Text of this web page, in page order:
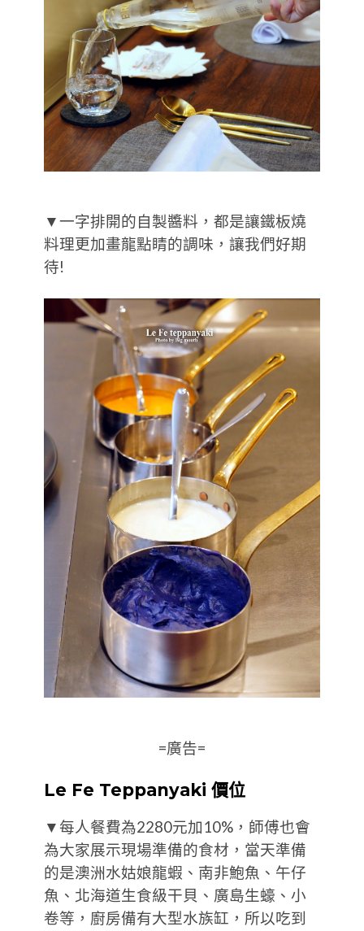
▼一字排開的自製醬料，都是讓鐵板燒
料理更加畫龍點睛的調味，讓我們好期
待!
=廣告=
Le Fe Teppanyaki 價位
▼每人餐費為2280元加10%，師傅也會
為大家展示現場準備的食材，當天準備
的是澳洲水姑娘龍蝦、南非鮑魚、午仔
魚、北海道生食級干貝、廣島生蠔、小
卷等，廚房備有大型水族缸，所以吃到